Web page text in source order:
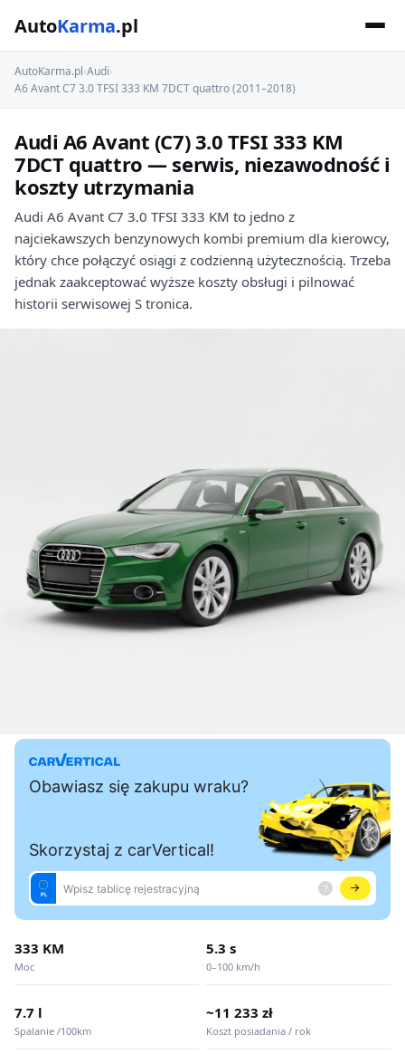
AutoKarma.pl
AutoKarma.pl›Audi›
A6 Avant C7 3.0 TFSI 333 KM 7DCT quattro (2011–2018)
Audi A6 Avant (C7) 3.0 TFSI 333 KM
7DCT quattro — serwis, niezawodność i
koszty utrzymania
Audi A6 Avant C7 3.0 TFSI 333 KM to jedno z
najciekawszych benzynowych kombi premium dla kierowcy,
który chce połączyć osiągi z codzienną użytecznością. Trzeba
jednak zaakceptować wyższe koszty obsługi i pilnować
historii serwisowej S tronica.
333 KM
Moc
5.3 s
0–100 km/h
7.7 l
Spalanie /100km
~11 233 zł
Koszt posiadania / rok